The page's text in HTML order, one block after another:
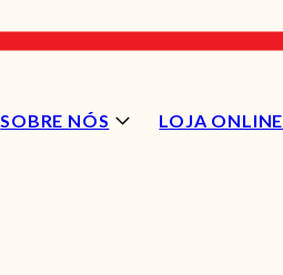
SOBRE NÓS LOJA ONLINE